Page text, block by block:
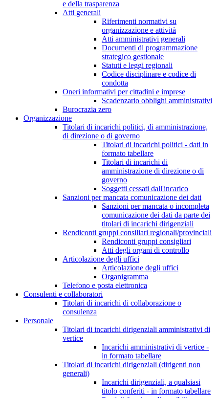
e della trasparenza
Atti generali
Riferimenti normativi su
organizzazione e attività
Atti amministrativi generali
Documenti di programmazione
strategico gestionale
Statuti e leggi regionali
Codice disciplinare e codice di
condotta
Oneri informativi per cittadini e imprese
Scadenzario obblighi amministrativi
Burocrazia zero
Organizzazione
Titolari di incarichi politici, di amministrazione,
di direzione o di governo
Titolari di incarichi politici - dati in
formato tabellare
Titolari di incarichi di
amministrazione di direzione o di
governo
Soggetti cessati dall'incarico
Sanzioni per mancata comunicazione dei dati
Sanzioni per mancata o incompleta
comunicazione dei dati da parte dei
titolari di incarichi dirigenziali
Rendiconti gruppi consiliari regionali/provinciali
Rendiconti gruppi consigliari
Atti degli organi di controllo
Articolazione degli uffici
Articolazione degli uffici
Organigramma
Telefono e posta elettronica
Consulenti e collaboratori
Titolari di incarichi di collaborazione o
consulenza
Personale
Titolari di incarichi dirigenziali amministrativi di
vertice
Incarichi amministrativi di vertice -
in formato tabellare
Titolari di incarichi dirigenziali (dirigenti non
generali)
Incarichi dirigenziali, a qualsiasi
titolo conferiti - in formato tabellare